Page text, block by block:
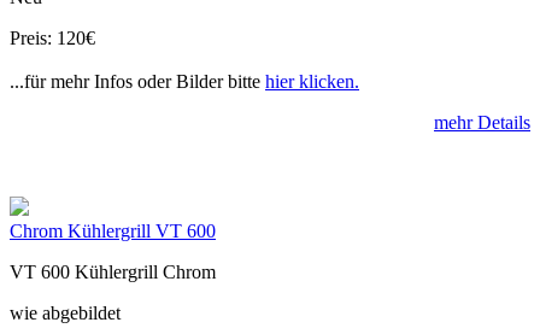
Preis: 120€
...für mehr Infos oder Bilder bitte hier klicken.
mehr Details
Chrom Kühlergrill VT 600
VT 600 Kühlergrill Chrom
wie abgebildet